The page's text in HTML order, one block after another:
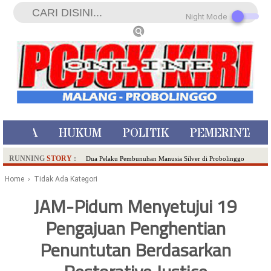
HUKUM POLITIK
RUNNING STORY : Dua Pelaku Pembunuhan Manusia Silver di Probolinggo
Literasi Melalui LASKAR JODA, Usung Filosofi Gelar Sehelai
Ambulance Dari Berbagai Daerah Padati Kota Wisata Batu
Hadirkan Tujuh Sapta Pesona Wisata di Amfiteater, Mikutopia
Buka Rekrutmen Karyawan,Berikut Kualifikasinya
Home › Tidak Ada Kategori
JAM-Pidum Menyetujui 19
Pengajuan Penghentian
Penuntutan Berdasarkan
Night Mode